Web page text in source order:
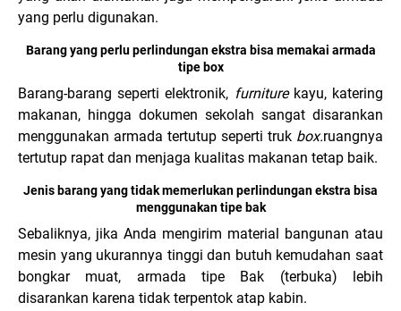
yang perlu digunakan.
Barang yang perlu perlindungan ekstra bisa memakai armada
tipe box
Barang-barang seperti elektronik, furniturekayu, katering
makanan, hingga dokumen sekolah sangat disarankan
menggunakan armada tertutup seperti truk box.ruangnya
tertutup rapat dan menjaga kualitas makanan tetap baik.
Jenis barang yang tidak memerlukan perlindungan ekstra bisa
menggunakan tipe bak
Sebaliknya, jika Anda mengirim material bangunan atau
mesin yang ukurannya tinggi dan butuh kemudahan saat
bongkar muat, armada tipe Bak (terbuka) lebih
disarankan karena tidak terpentok atap kabin.